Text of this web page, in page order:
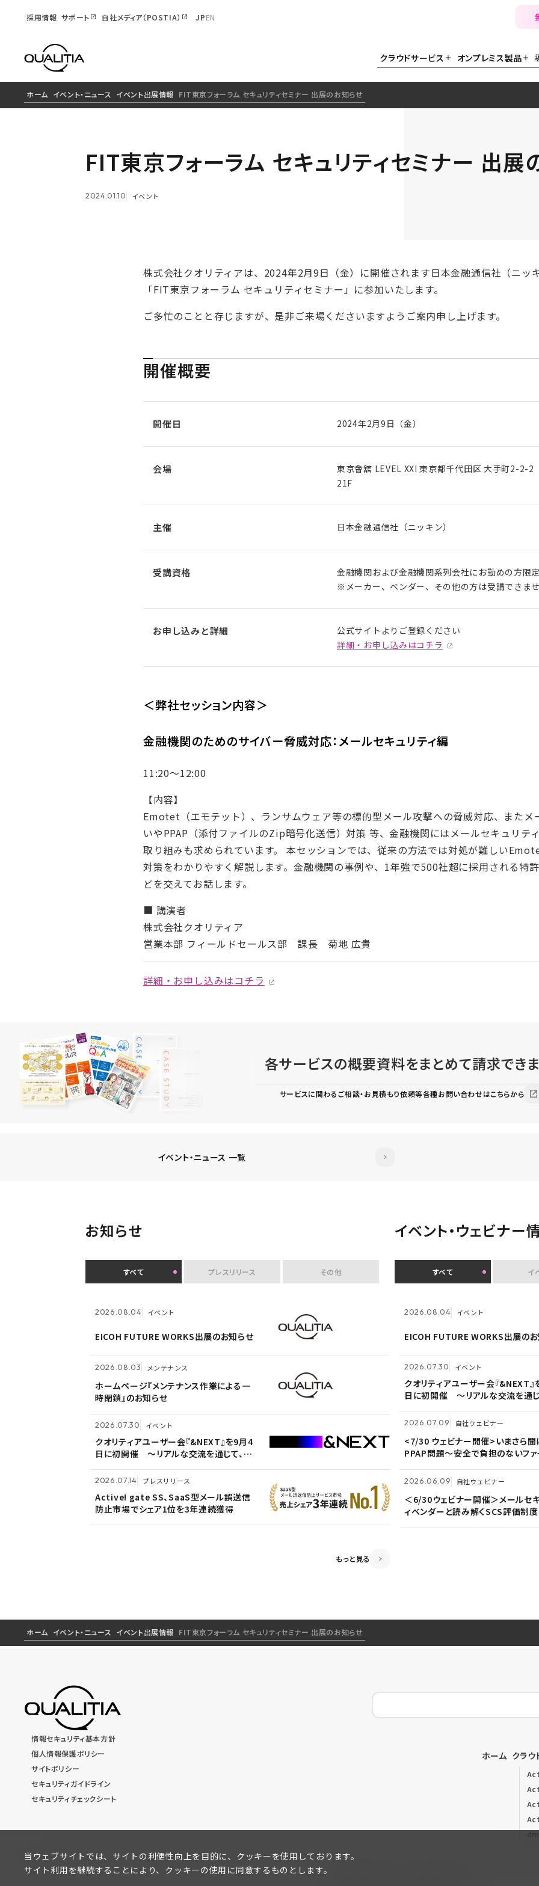
採用情報 サポート 自社メディア（POSTIA） JPEN
クラウドサービス オンプレミス製品
ホーム イベント・ニュース イベント出展情報 FIT東京フォーラム セキュリティセミナー 出展のお知らせ
FIT東京フォーラム セキュリティセミナー 出展
2024.01.10 イベント
株式会社クオリティアは、2024年2月9日（金）に開催されます日本金融通信社（ニッ
「FIT東京フォーラム セキュリティセミナー」に参加いたします。
ご多忙のことと存じますが、是非ご来場くださいますようご案内申し上げます。
開催概要
開催日 2024年2月9日（金）
会場
東京會舘 LEVEL XXI 東京都千代田区 大手町2-2-
21F
主催 日本金融通信社（ニッキン）
受講資格
金融機関および金融機関系列会社にお勤めの方限
※メーカー、ベンダー、その他の方は受講できま
お申し込みと詳細
公式サイトよりご登録ください
詳細・お申し込みはコチラ
＜弊社セッション内容＞
金融機関のためのサイバー脅威対応：メールセキュリティ編
11:20～12:00
【内容】
Emotet（エモテット）、ランサムウェア等の標的型メール攻撃への脅威対応、またメ
いやPPAP（添付ファイルのZip暗号化送信）対策 等、金融機関にはメールセキュリテ
取り組みも求められています。 本セッションでは、従来の方法では対処が難しい
対策をわかりやすく解説します。金融機関の事例や、1年強で500社超に採用される特
どを交えてお話します。
■ 講演者
株式会社クオリティア
営業本部 フィールドセールス部 課長 菊地 広貴
詳細・お申し込みはコチラ
各サービスの概要資料をまとめて請求でき
サービスに関わるご相談・お見積もり依頼等各種お問い合わせはこちらから
イベント・ニュース 一覧
お知らせ
すべて プレスリリース その他
2026.08.04 イベント
EICOH FUTURE WORKS出展のお知らせ
2026.08.03 メンテナンス
ホームページ『メンテナンス作業による一
時閉鎖』のお知らせ
2026.07.30 イベント
クオリティアユーザー会『&NEXT』を9月4
日に初開催 〜リアルな交流を通じて、経
つなぐ」を体現〜
2026.07.14 プレスリリース
Active! gate SS、SaaS型メール誤送信
防止市場でシェア1位を3年連続獲得
2026.07.30 イベント
日に初開催 〜リアルな交流を通じて、経
つなぐ」を体現〜
2026.07.14 プレスリリース
Active! gate SS、SaaS型メール誤送信
防止市場でシェア1位を3年連続獲得
2026.07.09
<7/30 ウェビナー開催>いまさら聞けない
PPAP問題～安全で負担のないファイル送
付方法～
2026.06.18 プレスリリース
富山県内7信用金庫、DEEPMailとPOWER
EGGの連携が FTF業務メールの利便性向
2026.08.03 メンテナンス
時閉鎖』のお知らせ
2026.05.14 メンテナンス
ホームページ『メンテナンス作業による一
時閉鎖』のお知らせ
2026.05.13 メンテナンス
ホームページ『メンテナンス作業による一
時閉鎖』のお知らせ
2026.03.02 お知らせ
監査役変更のお知らせ
もっと見る
イベント・ウェビナー
すべて イ
2026.08.04 イベント
EICOH FUTURE WORKS出展の
2026.07.30 イベント
クオリティアユーザー会『&NEXT
日に初開催 〜リアルな交流を通じ
つなぐ」を体現〜
2026.07.09 自社ウェビナー
<7/30 ウェビナー開催>いまさら聞
PPAP問題～安全で負担のないフ
2026.06.09 自社ウェビナー
＜6/30ウェビナー開催＞メールセ
ィベンダーと読み解くSCS評価制度
2026.08.04 イベント
EICOH FUTURE WORKS出展の
2026.07.30 イベント
クオリティアユーザー会『&NEXT
日に初開催 〜リアルな交流を通じ
つなぐ」を体現〜
2026.07.09 自社ウェビナー
<7/30 ウェビナー開催>いまさら聞
PPAP問題～安全で負担のないフ
2026.06.09 自社ウェビナー
＜6/30ウェビナー開催＞メールセ
ィベンダーと読み解くSCS評価制度
2026.07.30 イベント
日に初開催 〜リアルな交流を通じ
つなぐ」を体現〜
2026.07.09 自社ウェビナー
<7/30 ウェビナー開催>いまさら聞
PPAP問題～安全で負担のないフ
2026.06.09 自社ウェビナー
＜6/30ウェビナー開催＞メールセ
ィベンダーと読み解くSCS評価制度
2026.04.28 共催ウェビナー
＜5/21ウェビナー開催＞ゼロトラ
～信用しない前提のSSOとメール
ホーム イベント・ニュース イベント出展情報 FIT東京フォーラム セキュリティセミナー 出展のお知らせ
ホーム クラ
情報セキュリティ基本方針
個人情報保護ポリシー
サイトポリシー
セキュリティガイドライン
セキュリティチェックシート
当ウェブサイトでは、サイトの利便性向上を目的に、クッキーを使用しております。
サイト利用を継続することにより、クッキーの使用に同意するものとします。